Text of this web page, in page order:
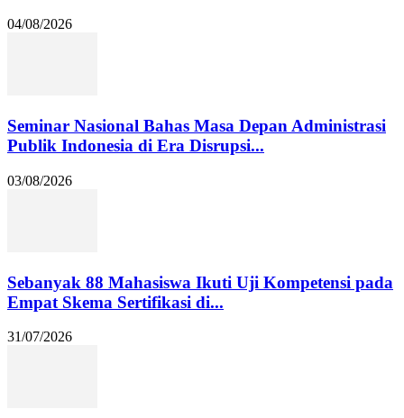
04/08/2026
Seminar Nasional Bahas Masa Depan Administrasi
Publik Indonesia di Era Disrupsi...
03/08/2026
Sebanyak 88 Mahasiswa Ikuti Uji Kompetensi pada
Empat Skema Sertifikasi di...
31/07/2026